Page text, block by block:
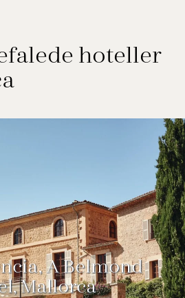
hoteller
A Belmond
Mallorca